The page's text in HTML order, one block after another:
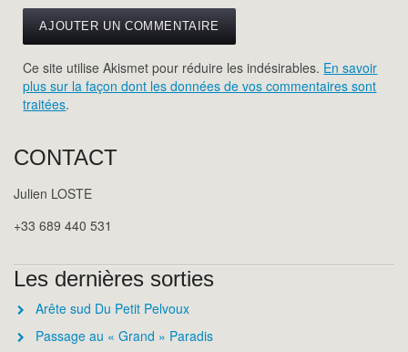
Ce site utilise Akismet pour réduire les indésirables. En savoir
plus sur la façon dont les données de vos commentaires sont
traitées.
CONTACT
Julien LOSTE
+33 689 440 531
Les dernières sorties
Arête sud Du Petit Pelvoux
Passage au « Grand » Paradis